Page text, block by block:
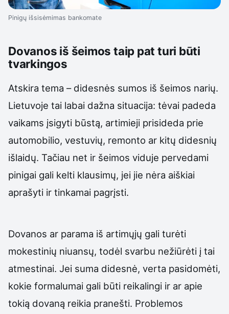
Pinigų išsisėmimas bankomate
Dovanos iš šeimos taip pat turi būti
tvarkingos
Atskira tema – didesnės sumos iš šeimos narių.
Lietuvoje tai labai dažna situacija: tėvai padeda
vaikams įsigyti būstą, artimieji prisideda prie
automobilio, vestuvių, remonto ar kitų didesnių
išlaidų. Tačiau net ir šeimos viduje pervedami
pinigai gali kelti klausimų, jei jie nėra aiškiai
aprašyti ir tinkamai pagrįsti.
Dovanos ar parama iš artimųjų gali turėti
mokestinių niuansų, todėl svarbu nežiūrėti į tai
atmestinai. Jei suma didesnė, verta pasidomėti,
kokie formalumai gali būti reikalingi ir ar apie
tokią dovaną reikia pranešti. Problemos